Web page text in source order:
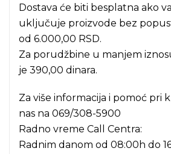
Dostava će biti besplatna ako
uključuje proizvode bez
od 6.000,00 RSD.
Za porudžbine u manjem
je 390,00 dinara.
Za više informacija i pomoć pri
nas na 069/308-5900
Radno vreme Call Centra:
Radnim danom od 08:00h do